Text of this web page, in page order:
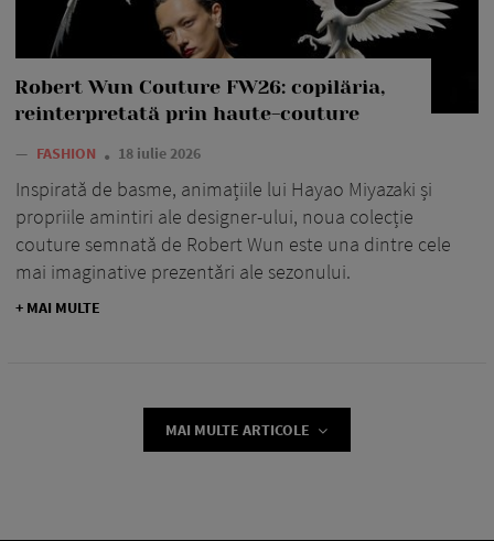
Robert Wun Couture FW26: copilăria,
reinterpretată prin haute-couture
— FASHION 18 iulie 2026
Inspirată de basme, animațiile lui Hayao Miyazaki și
propriile amintiri ale designer-ului, noua colecție
couture semnată de Robert Wun este una dintre cele
mai imaginative prezentări ale sezonului.
+ MAI MULTE
MAI MULTE ARTICOLE